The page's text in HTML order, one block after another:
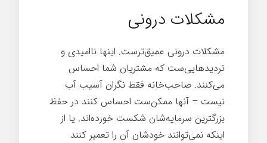
مشکلات درونی
مشکلات درونی عمیق‌ترست. اینها ناامیدی و
تردیدهایی‌ست که مشتریان شما احساس
می‌کنند. صاحب‌خانه فقط نگران آسیب آب
نیست – آنها ممکن‌ست احساس کنند در حفظ
بزرگترین سرمایه‌شان شکست خورده‌اند. یا از
اینکه نمی‌توانند خودشان آن را تعمیر کنند